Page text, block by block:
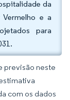
da
e a
para
previsão neste
com os dados